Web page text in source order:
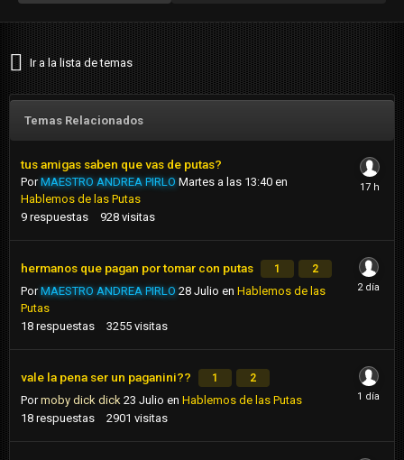
Ir a la lista de temas
Temas Relacionados
tus amigas saben que vas de putas?
PorMAESTRO ANDREA PIRLO Martes a las 13:40 en
Hablemos de las Putas
9 respuestas 928 visitas
hermanos que pagan por tomar con putas 1 2
PorMAESTRO ANDREA PIRLO 28 Julio en Hablemos de las
Putas
18 respuestas 3255 visitas
vale la pena ser un paganini?? 1 2
Pormoby dick dick 23 Julio en Hablemos de las Putas
18 respuestas 2901 visitas